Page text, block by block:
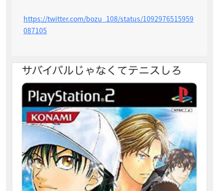
https://twitter.com/bozu_108/status/1092976515959
087105